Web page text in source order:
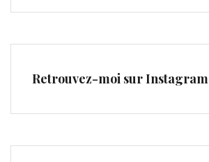
Retrouvez-moi sur Instagram